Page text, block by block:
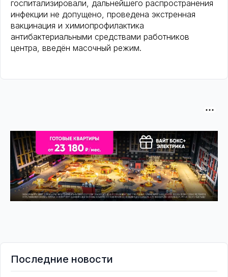
госпитализировали, дальнейшего распространения
инфекции не допущено, проведена экстренная
вакцинация и химиопрофилактика
антибактериальными средствами работников
центра, введён масочный режим.
Последние новости